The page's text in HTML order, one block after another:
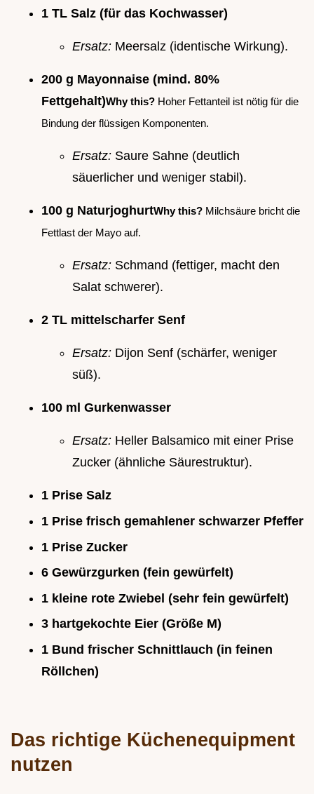
1 TL Salz (für das Kochwasser)
Ersatz: Meersalz (identische Wirkung).
200 g Mayonnaise (mind. 80%
Fettgehalt)Why this? Hoher Fettanteil ist nötig für die
Bindung der flüssigen Komponenten.
Ersatz: Saure Sahne (deutlich
säuerlicher und weniger stabil).
100 g NaturjoghurtWhy this? Milchsäure bricht die
Fettlast der Mayo auf.
Ersatz: Schmand (fettiger, macht den
Salat schwerer).
2 TL mittelscharfer Senf
Ersatz: Dijon Senf (schärfer, weniger
süß).
100 ml Gurkenwasser
Ersatz: Heller Balsamico mit einer Prise
Zucker (ähnliche Säurestruktur).
1 Prise Salz
1 Prise frisch gemahlener schwarzer Pfeffer
1 Prise Zucker
6 Gewürzgurken (fein gewürfelt)
1 kleine rote Zwiebel (sehr fein gewürfelt)
3 hartgekochte Eier (Größe M)
1 Bund frischer Schnittlauch (in feinen
Röllchen)
Das richtige Küchenequipment
nutzen